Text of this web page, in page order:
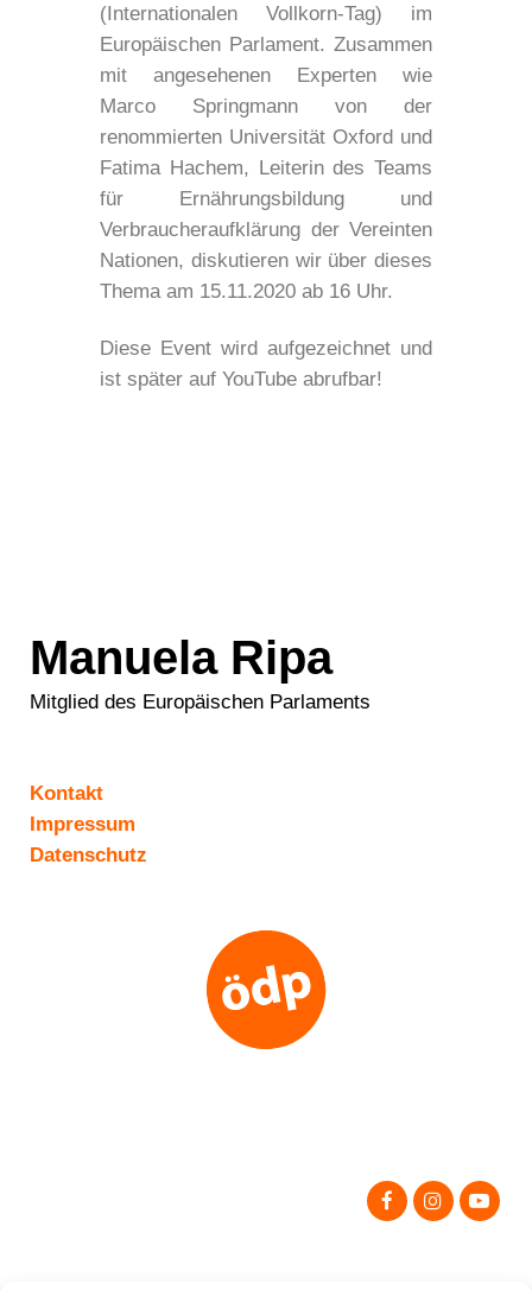
(Internationalen Vollkorn-Tag) im
Europäischen Parlament. Zusammen
mit angesehenen Experten wie
Marco Springmann von der
renommierten Universität Oxford und
Fatima Hachem, Leiterin des Teams
für Ernährungsbildung und
Verbraucheraufklärung der Vereinten
Nationen, diskutieren wir über dieses
Thema am 15.11.2020 ab 16 Uhr.
Diese Event wird aufgezeichnet und
ist später auf YouTube abrufbar!
Manuela Ripa
Mitglied des Europäischen Parlaments
Kontakt
Impressum
Datenschutz